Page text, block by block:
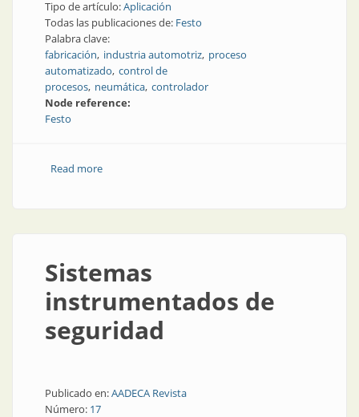
Tipo de artículo:Aplicación
Todas las publicaciones de: Festo
Palabra clave:
fabricación industria automotriz proceso
automatizado control de
procesos neumática controlador
Node reference:
Festo
Read moreabout Led it be: sistemas de manipulación listos para
Sistemas
instrumentados de
seguridad
Publicado en:AADECA Revista
Número: 17